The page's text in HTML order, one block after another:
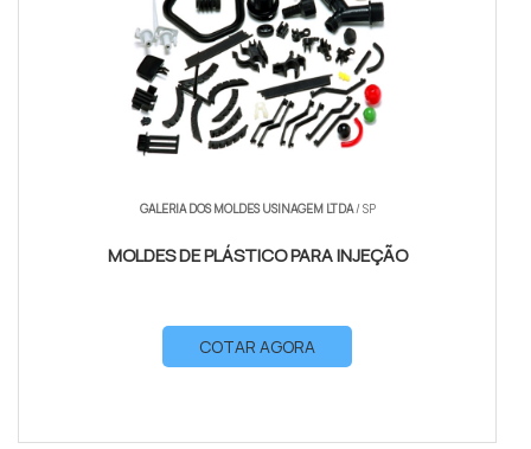
GALERIA DOS MOLDES USINAGEM LTDA/ SP
MOLDES DE PLÁSTICO PARA INJEÇÃO
COTAR AGORA